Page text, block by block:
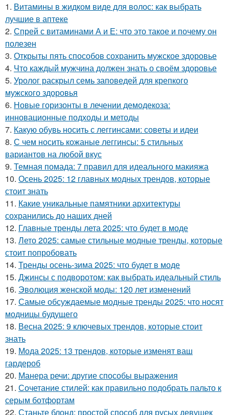
1. Витамины в жидком виде для волос: как выбрать
лучшие в аптеке
2. Спрей с витаминами А и Е: что это такое и почему он
полезен
3. Открыты пять способов сохранить мужское здоровье
4. Что каждый мужчина должен знать о своём здоровье
5. Уролог раскрыл семь заповедей для крепкого
мужского здоровья
6. Новые горизонты в лечении демодекоза:
инновационные подходы и методы
7. Какую обувь носить с леггинсами: советы и идеи
8. С чем носить кожаные леггинсы: 5 стильных
вариантов на любой вкус
9. Темная помада: 7 правил для идеального макияжа
10. Осень 2025: 12 главных модных трендов, которые
стоит знать
11. Какие уникальные памятники архитектуры
сохранились до наших дней
12. Главные тренды лета 2025: что будет в моде
13. Лето 2025: самые стильные модные тренды, которые
стоит попробовать
14. Тренды осень-зима 2025: что будет в моде
15. Джинсы с подворотом: как выбрать идеальный стиль
16. Эволюция женской моды: 120 лет изменений
17. Самые обсуждаемые модные тренды 2025: что носят
модницы будущего
18. Весна 2025: 9 ключевых трендов, которые стоит
знать
19. Мода 2025: 13 трендов, которые изменят ваш
гардероб
20. Манера речи: другие способы выражения
21. Сочетание стилей: как правильно подобрать пальто к
серым ботфортам
22. Станьте блонд: простой способ для русых девушек